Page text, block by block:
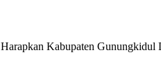
Harapkan Kabupaten Gunungkidul